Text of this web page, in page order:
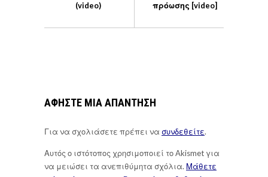
(video)
πρόωσης [video]
ΑΦΉΣΤΕ ΜΙΑ ΑΠΆΝΤΗΣΗ
Για να σχολιάσετε πρέπει να συνδεθείτε.
Αυτός ο ιστότοπος χρησιμοποιεί το Akismet για
να μειώσει τα ανεπιθύμητα σχόλια. Μάθετε